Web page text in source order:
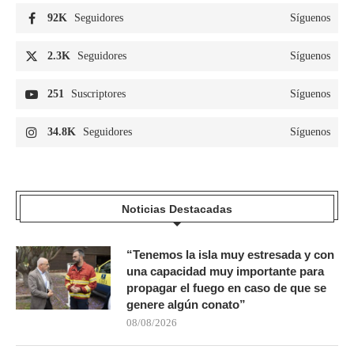
92K Seguidores Síguenos
2.3K Seguidores Síguenos
251 Suscriptores Síguenos
34.8K Seguidores Síguenos
Noticias Destacadas
“Tenemos la isla muy estresada y con
una capacidad muy importante para
propagar el fuego en caso de que se
genere algún conato”
08/08/2026